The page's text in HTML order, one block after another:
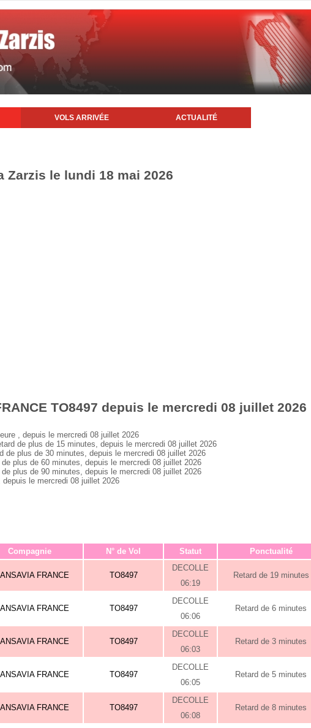
VOLS ARRIVÉE ACTUALITÉ
Zarzis le lundi 18 mai 2026
TO8497 depuis le mercredi 08 juillet 2026
, depuis le mercredi 08 juillet 2026
de plus de 15 minutes, depuis le mercredi 08 juillet 2026
de plus de 30 minutes, depuis le mercredi 08 juillet 2026
plus de 60 minutes, depuis le mercredi 08 juillet 2026
plus de 90 minutes, depuis le mercredi 08 juillet 2026
le mercredi 08 juillet 2026
Compagnie N° de Vol Statut Ponctualité
FRANCE TO8497
DECOLLE
06:19
Retard de 19 minutes
FRANCE TO8497
DECOLLE
06:06
Retard de 6 minutes
FRANCE TO8497
DECOLLE
06:03
Retard de 3 minutes
FRANCE TO8497
DECOLLE
06:05
Retard de 5 minutes
FRANCE TO8497
DECOLLE
06:08
Retard de 8 minutes